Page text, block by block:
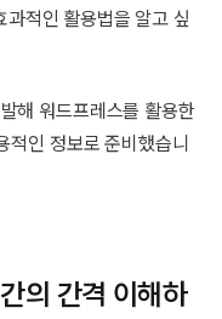
적인 활용법을 알고 싶
해 워드프레스를 활용한
인 정보로 준비했습니
의 간격 이해하